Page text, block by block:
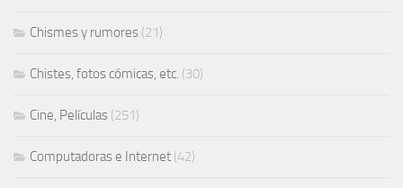
Chismes y rumores (21)
Chistes, fotos cómicas, etc. (30)
Cine, Películas (251)
Computadoras e Internet (42)